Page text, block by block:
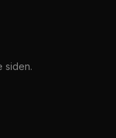
siden.